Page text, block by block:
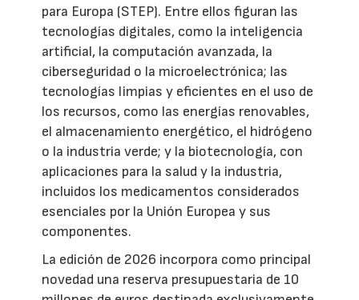
para Europa (STEP). Entre ellos figuran las
tecnologías digitales, como la inteligencia
artificial, la computación avanzada, la
ciberseguridad o la microelectrónica; las
tecnologías limpias y eficientes en el uso de
los recursos, como las energías renovables,
el almacenamiento energético, el hidrógeno
o la industria verde; y la biotecnología, con
aplicaciones para la salud y la industria,
incluidos los medicamentos considerados
esenciales por la Unión Europea y sus
componentes.
La edición de 2026 incorpora como principal
novedad una reserva presupuestaria de 10